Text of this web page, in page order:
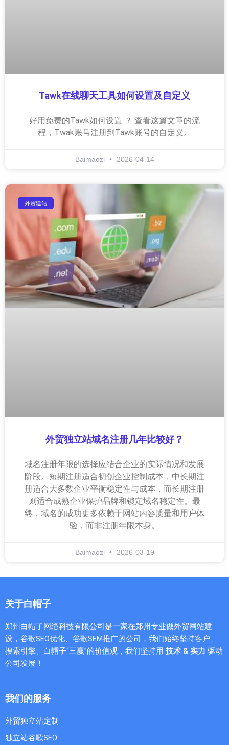
Tawk在线聊天工具如何设置及自定义
好用免费的Tawk如何设置 ？ 查看这篇文章的流
程，Twak账号注册到Tawk账号的自定义。
Baimaozi 2026-04-14
外贸建站
外贸独立站域名注册几年比较好？
域名注册年限的选择应结合企业的实际情况和发展
阶段。短期注册适合初创企业控制成本，中长期注
册适合大多数企业平衡稳定性与成本，而长期注册
则适合成熟企业保护品牌和锁定域名稳定性。最
终，域名的成功更多依赖于网站内容质量和用户体
验，而非注册年限本身。
Baimaozi 2026-03-19
关于白帽子
郑州白帽子网络科技有限公司是一家在郑州专业做外贸网站建
设，谷歌SEO优化、谷歌SEM推广的公司，我们始终坚持客户、
搜索引擎、白帽子“三赢”的价值观，我们坚持用 技术 & 实力 驱动
公司发展！
我们的服务
外贸独立站定制
独立站谷歌SEO